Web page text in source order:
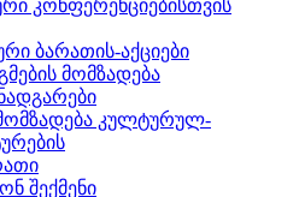
კონფერენციებისთვის
ბარათის-აქციები
მომზადება
მომზადება კულტურულ-
შექმენი